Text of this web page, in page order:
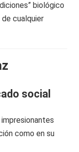
biológico
cualquier
social
como en su